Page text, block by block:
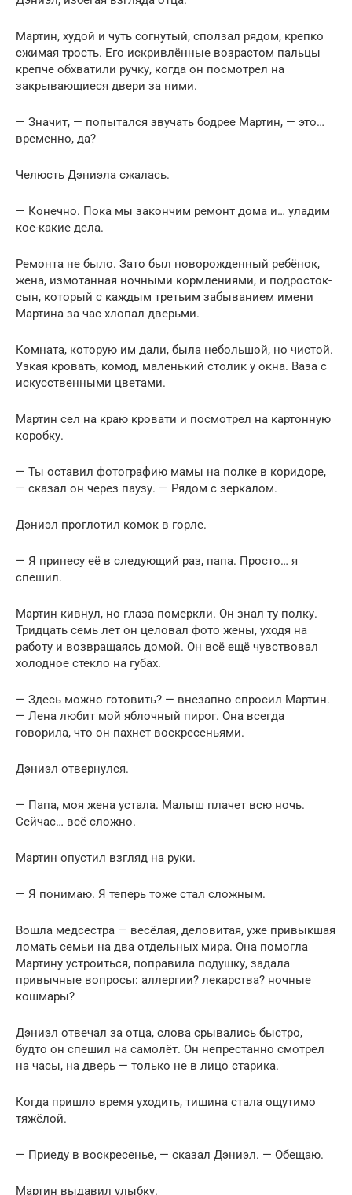
Мартин, худой и чуть согнутый, сползал рядом, крепко
сжимая трость. Его искривлённые возрастом пальцы
крепче обхватили ручку, когда он посмотрел на
закрывающиеся двери за ними.
— Значит, — попытался звучать бодрее Мартин, — это…
временно, да?
Челюсть Дэниэла сжалась.
— Конечно. Пока мы закончим ремонт дома и… уладим
кое-какие дела.
Ремонта не было. Зато был новорожденный ребёнок,
жена, измотанная ночными кормлениями, и подросток-
сын, который с каждым третьим забыванием имени
Мартина за час хлопал дверьми.
Комната, которую им дали, была небольшой, но чистой.
Узкая кровать, комод, маленький столик у окна. Ваза с
искусственными цветами.
Мартин сел на краю кровати и посмотрел на картонную
коробку.
— Ты оставил фотографию мамы на полке в коридоре,
— сказал он через паузу. — Рядом с зеркалом.
Дэниэл проглотил комок в горле.
— Я принесу её в следующий раз, папа. Просто… я
спешил.
Мартин кивнул, но глаза померкли. Он знал ту полку.
Тридцать семь лет он целовал фото жены, уходя на
работу и возвращаясь домой. Он всё ещё чувствовал
холодное стекло на губах.
— Здесь можно готовить? — внезапно спросил Мартин.
— Лена любит мой яблочный пирог. Она всегда
говорила, что он пахнет воскресеньями.
Дэниэл отвернулся.
— Папа, моя жена устала. Малыш плачет всю ночь.
Сейчас… всё сложно.
Мартин опустил взгляд на руки.
— Я понимаю. Я теперь тоже стал сложным.
Вошла медсестра — весёлая, деловитая, уже привыкшая
ломать семьи на два отдельных мира. Она помогла
Мартину устроиться, поправила подушку, задала
привычные вопросы: аллергии? лекарства? ночные
кошмары?
Дэниэл отвечал за отца, слова срывались быстро,
будто он спешил на самолёт. Он непрестанно смотрел
на часы, на дверь — только не в лицо старика.
Когда пришло время уходить, тишина стала ощутимо
тяжёлой.
— Приеду в воскресенье, — сказал Дэниэл. — Обещаю.
Мартин выдавил улыбку.